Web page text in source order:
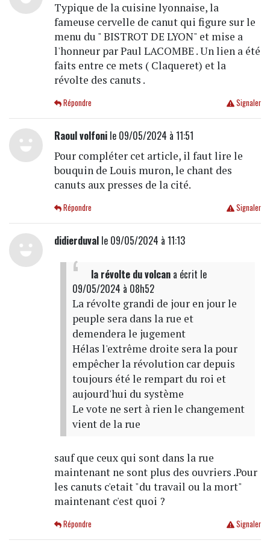
Typique de la cuisine lyonnaise, la
fameuse cervelle de canut qui figure sur le
menu du " BISTROT DE LYON" et mise a
l'honneur par Paul LACOMBE . Un lien a été
faits entre ce mets ( Claqueret) et la
révolte des canuts .
Signaler
Répondre
Raoul volfonile 09/05/2024 à 11:51
Pour compléter cet article, il faut lire le
bouquin de Louis muron, le chant des
canuts aux presses de la cité.
Signaler
Répondre
didierduvalle 09/05/2024 à 11:13
la révolte du volcana écrit le
09/05/2024 à 08h52
La révolte grandi de jour en jour le
peuple sera dans la rue et
demendera le jugement
Hélas l'extrême droite sera la pour
empêcher la révolution car depuis
toujours été le rempart du roi et
aujourd'hui du système
Le vote ne sert à rien le changement
vient de la rue
sauf que ceux qui sont dans la rue
maintenant ne sont plus des ouvriers .Pour
les canuts c'etait "du travail ou la mort"
maintenant c'est quoi ?
Signaler
Répondre